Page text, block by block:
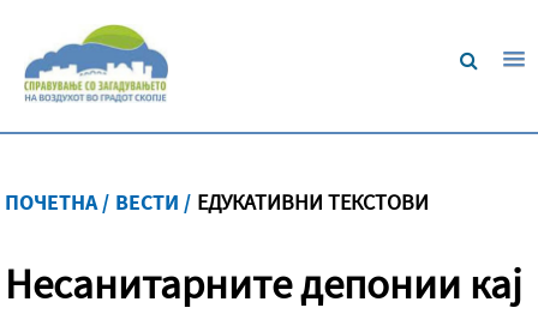
ПОЧЕТНА / ВЕСТИ / ЕДУКАТИВНИ ТЕКСТОВИ
Несанитарните депонии кај